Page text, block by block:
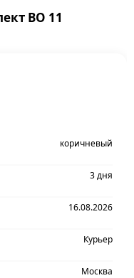
BO 11
коричневый
3 дня
16.08.2026
Курьер
Москва